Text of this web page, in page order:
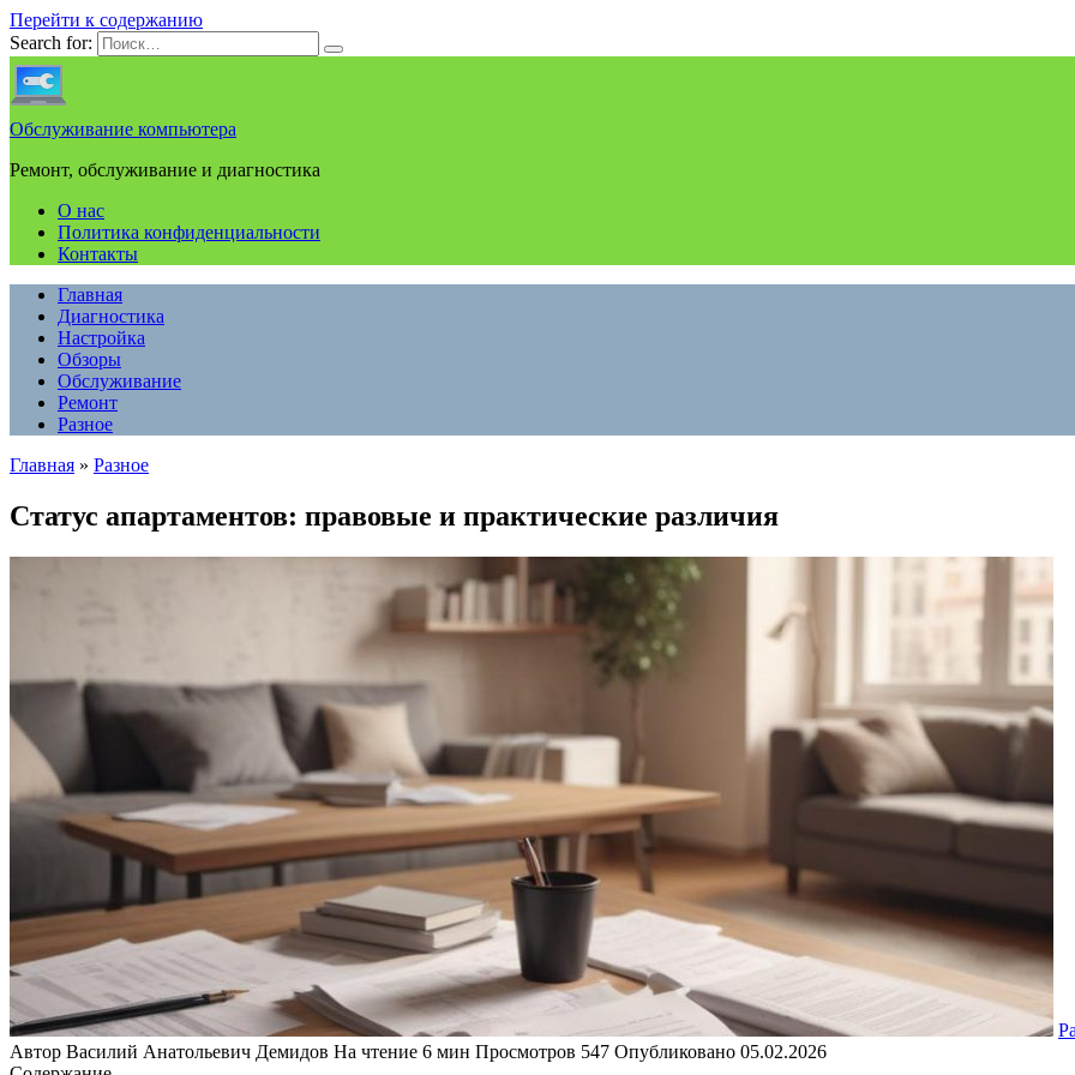
Перейти к содержанию
Search for:
Обслуживание компьютера
Ремонт, обслуживание и диагностика
О нас
Политика конфиденциальности
Контакты
Главная
Диагностика
Настройка
Обзоры
Обслуживание
Ремонт
Разное
Главная » Разное
Статус апартаментов: правовые и практические различия
Автор Василий Анатольевич Демидов На чтение 6 мин Просмотров 547 Опубликовано 05.02.2026